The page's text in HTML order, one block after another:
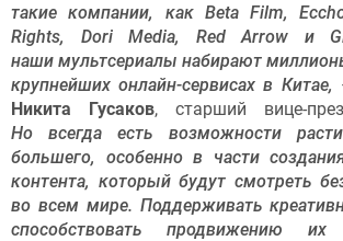
такие компании, как Beta Film,
Rights, Dori Media, Red Arrow и
наши мультсериалы набирают
крупнейших онлайн-сервисах в Китае,
Никита Гусаков, старший вице-
Но всегда есть возможности
большего, особенно в части
контента, который будут смотреть
во всем мире. Поддерживать
способствовать продвижению